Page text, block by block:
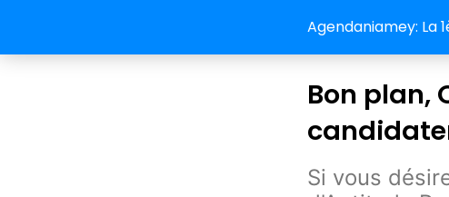
Agendaniamey: La
Bon plan,
Si vous